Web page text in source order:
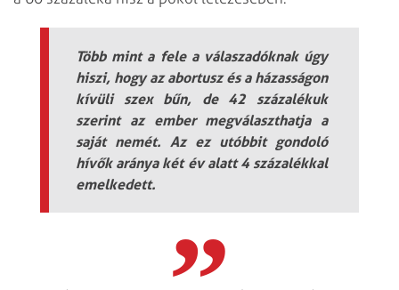
Több mint a fele a válaszadóknak úgy
hiszi, hogy az abortusz és a házasságon
kívüli szex bűn, de 42 százalékuk
szerint az ember megválaszthatja a
saját nemét. Az ez utóbbit gondoló
hívők aránya két év alatt 4 százalékkal
emelkedett.